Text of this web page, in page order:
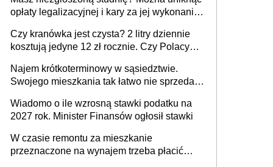
opłaty legalizacyjnej i kary za jej wykonanie,
Czy kranówka jest czysta? 2 litry dziennie
kosztują jedyne 12 zł rocznie. Czy Polacy
Najem krótkoterminowy w sąsiedztwie.
Swojego mieszkania tak łatwo nie sprzedaż
Wiadomo o ile wzrosną stawki podatku na
2027 rok. Minister Finansów ogłosił stawki
W czasie remontu za mieszkanie
przeznaczone na wynajem trzeba płacić